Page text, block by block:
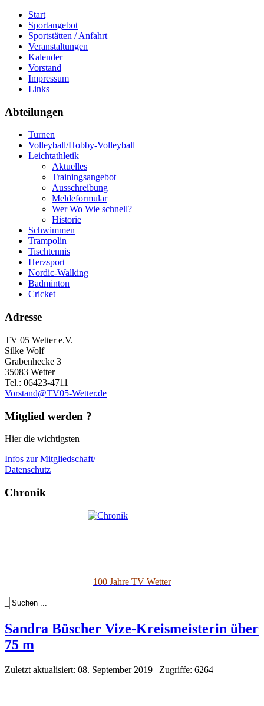
Start
Sportangebot
Sportstätten / Anfahrt
Veranstaltungen
Kalender
Vorstand
Impressum
Links
Abteilungen
Turnen
Volleyball/Hobby-Volleyball
Leichtathletik
Aktuelles
Trainingsangebot
Ausschreibung
Meldeformular
Wer Wo Wie schnell?
Historie
Schwimmen
Trampolin
Tischtennis
Herzsport
Nordic-Walking
Badminton
Cricket
Adresse
TV 05 Wetter e.V.
Silke Wolf
Grabenhecke 3
35083 Wetter
Tel.: 06423-4711
Vorstand@TV05-Wetter.de
Mitglied werden ?
Hier die wichtigsten
Infos zur Mitgliedschaft/
Datenschutz
Chronik
100 Jahre TV Wetter
Sandra Büscher Vize-Kreismeisterin über
75 m
Zuletzt aktualisiert: 08. September 2019 | Zugriffe: 6264